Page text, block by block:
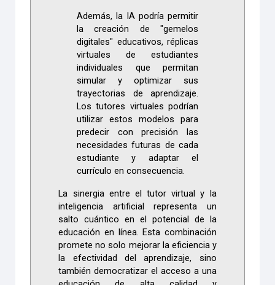
Además, la IA podría permitir
la creación de "gemelos
digitales" educativos, réplicas
virtuales de estudiantes
individuales que permitan
simular y optimizar sus
trayectorias de aprendizaje.
Los tutores virtuales podrían
utilizar estos modelos para
predecir con precisión las
necesidades futuras de cada
estudiante y adaptar el
currículo en consecuencia.
La sinergia entre el tutor virtual y la
inteligencia artificial representa un
salto cuántico en el potencial de la
educación en línea. Esta combinación
promete no solo mejorar la eficiencia y
la efectividad del aprendizaje, sino
también democratizar el acceso a una